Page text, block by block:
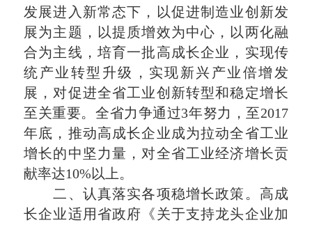
发展进入新常态下，以促进制造业创新发
展为主题，以提质增效为中心，以两化融
合为主线，培育一批高成长企业，实现传
统产业转型升级，实现新兴产业倍增发
展，对促进全省工业创新转型和稳定增长
至关重要。全省力争通过3年努力，至2017
年底，推动高成长企业成为拉动全省工业
增长的中坚力量，对全省工业经济增长贡
献率达10%以上。
二、认真落实各项稳增长政策。高成
长企业适用省政府《关于支持龙头企业加